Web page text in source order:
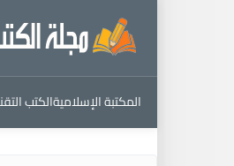
المكتبة الإسلاميةالكتب